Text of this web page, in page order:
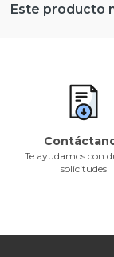
Este producto
Te ayudamos con
solicitudes